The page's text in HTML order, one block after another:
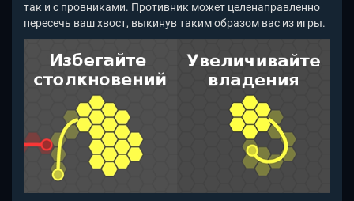
так и с провниками. Противник может целенаправленно
пересечь ваш хвост, выкинув таким образом вас из игры.